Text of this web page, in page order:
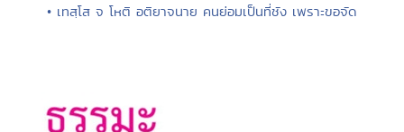
• เทสฺโส จ โหติ อติยาจนาย คนย่อมเป็นที่ชัง เพราะขอจัด